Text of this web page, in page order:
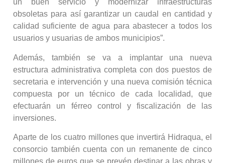
un buen servicio y modernizar infraestructuras
obsoletas para así garantizar un caudal en cantidad y
calidad suficiente de agua para abastecer a todos los
usuarios y usuarias de ambos municipios”.
Además, también se va a implantar una nueva
estructura administrativa completa con dos puestos de
secretaria e intervención y una nueva comisión técnica
compuesta por un técnico de cada localidad, que
efectuarán un férreo control y fiscalización de las
inversiones.
Aparte de los cuatro millones que invertirá Hidraqua, el
consorcio también cuenta con un remanente de cinco